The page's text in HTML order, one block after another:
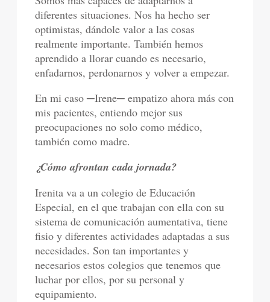
diferentes situaciones. Nos ha hecho ser
optimistas, dándole valor a las cosas
realmente importante. También hemos
aprendido a llorar cuando es necesario,
enfadarnos, perdonarnos y volver a empezar.
En mi caso ─Irene─ empatizo ahora más con
mis pacientes, entiendo mejor sus
preocupaciones no solo como médico,
también como madre.
¿Cómo afrontan cada jornada?
Irenita va a un colegio de Educación
Especial, en el que trabajan con ella con su
sistema de comunicación aumentativa, tiene
fisio y diferentes actividades adaptadas a sus
necesidades. Son tan importantes y
necesarios estos colegios que tenemos que
luchar por ellos, por su personal y
equipamiento.